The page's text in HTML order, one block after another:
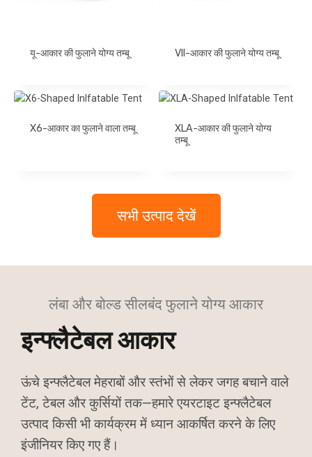
यू-आकार की फुलाने योग्य तम्बू VII-आकार की फुलाने योग्य तम्बू
X6-आकार का फुलाने वाला तम्बू
XLA-आकार की फुलाने योग्य
तम्बू
सभी उत्पाद देखें
लंबा और बोल्ड सीलबंद फुलाने योग्य आकार
इन्फ्लैटेबल आकार
ऊंचे इन्फ्लैटेबल मेहराबों और स्तंभों से लेकर जगह बचाने वाले
टेंट, टेबल और कुर्सियों तक—हमारे एयरटाइट इन्फ्लैटेबल
उत्पाद किसी भी कार्यक्रम में ध्यान आकर्षित करने के लिए
इंजीनियर किए गए हैं।